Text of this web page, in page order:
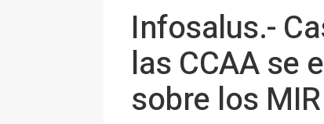
Infosalus.-
las CCAA se
sobre los MIR